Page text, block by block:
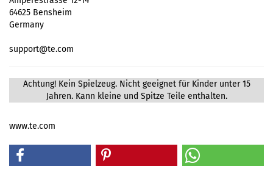
64625 Bensheim
Germany
support@te.com
Achtung! Kein Spielzeug. Nicht geeignet für Kinder unter 15
Jahren. Kann kleine und Spitze Teile enthalten.
www.te.com